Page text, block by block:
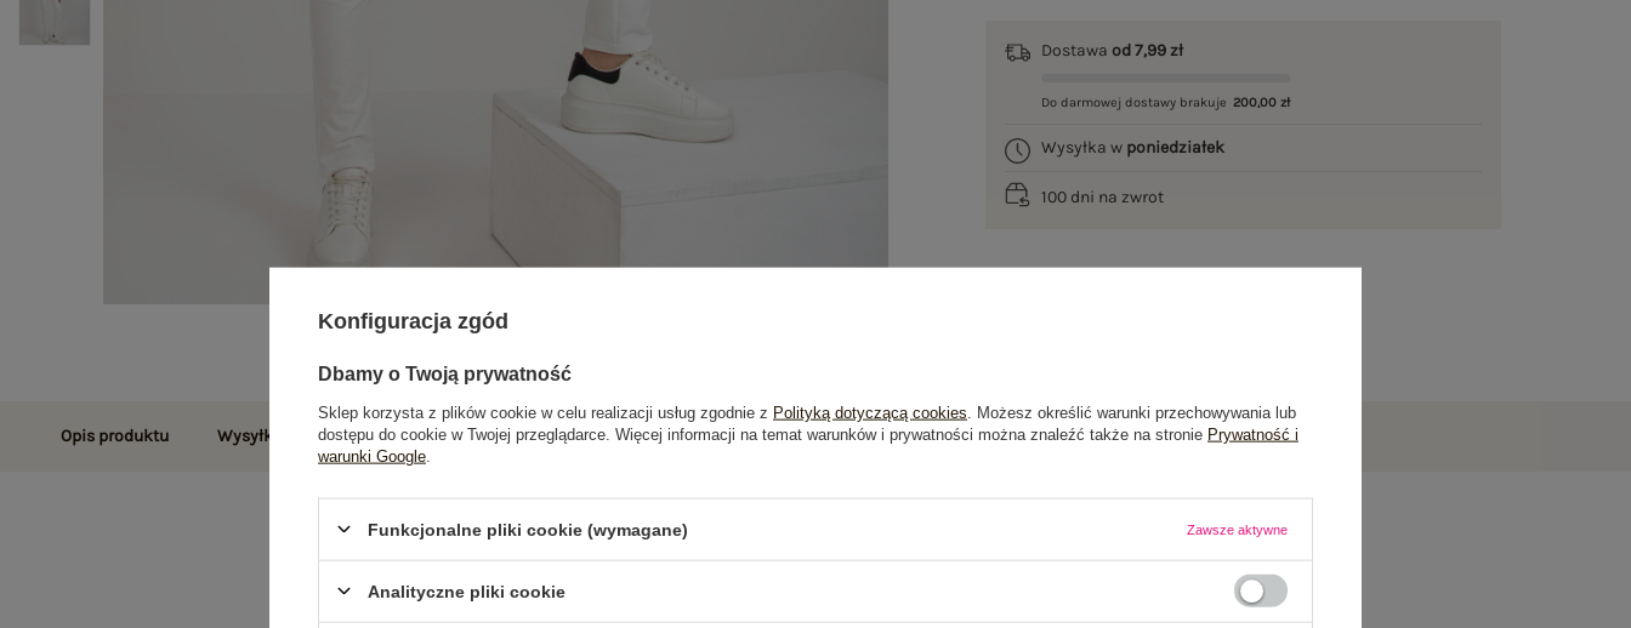
Dostawaod 7,99 zł
Do darmowej dostawy brakuje 200,00 zł
Wysyłka w poniedziałek
100 dni na zwrot
Opis produktu Wysyłka i dostawa Zwroty i reklamacje Opinie o produkcie(0)
Konfiguracja zgód
Dbamy o Twoją prywatność
Sklep korzysta z plików cookie w celu realizacji usług zgodnie z Polityką dotyczącą cookies . Możesz określić warunki przechowywania lub
dostępu do cookie w Twojej przeglądarce. Więcej informacji na temat warunków i prywatności można znaleźć także na stronie Prywatność i
warunki Google
Funkcjonalne pliki cookie (wymagane) Zawsze aktywne
Analityczne pliki cookie